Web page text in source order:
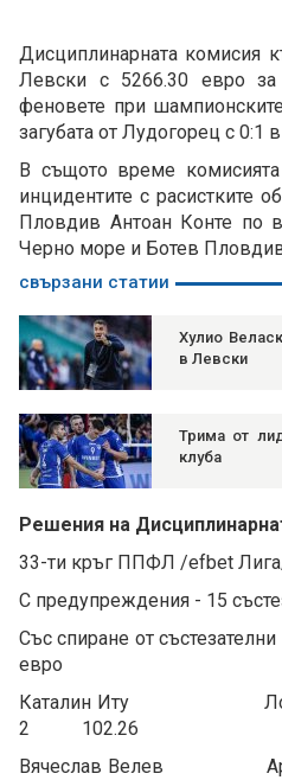
Дисциплинарната
Левски с 5266.30 евро за
феновете при
загубата от Лудогорец с 0:1
В същото време
инцидентите с расистките
Пловдив Антоан Конте по
Черно море и Ботев
свързани статии
Хулио
в Левски
Трима от
клуба
Решения на
33-ти кръг ППФЛ /efbet
С предупреждения - 15
Със спиране от
евро
Каталин Иту
2 102.26
Вячеслав Велев